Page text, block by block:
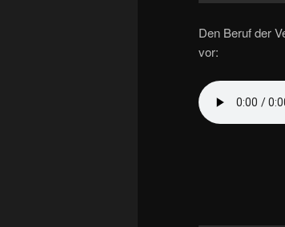
Den Beruf der
vor: